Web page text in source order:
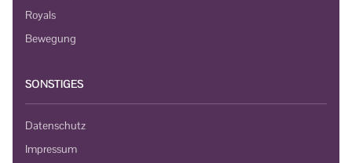
Royals
Bewegung
SONSTIGES
Datenschutz
Impressum